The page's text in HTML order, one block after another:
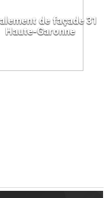
de façade 31
Haute-Garonne